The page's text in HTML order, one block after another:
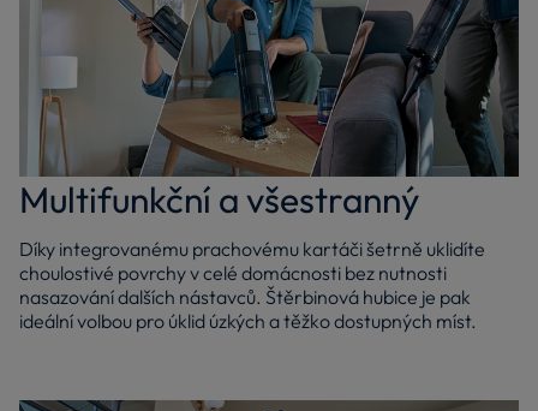
Multifunkční a všestranný
Díky integrovanému prachovému kartáči šetrně uklidíte
choulostivé povrchy v celé domácnosti bez nutnosti
nasazování dalších nástavců. Štěrbinová hubice je pak
ideální volbou pro úklid úzkých a těžko dostupných míst.